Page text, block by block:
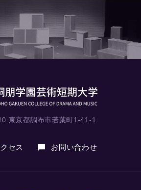
東京都調布市若葉町1-41-1
セス お問い合わせ